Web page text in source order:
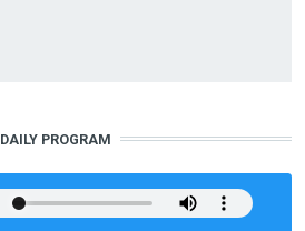
DAILY PROGRAM